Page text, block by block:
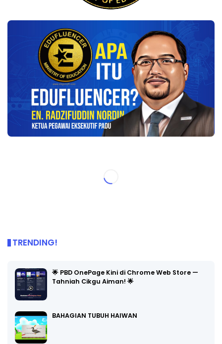
TRENDING!
🌟 PBD OnePage Kini di Chrome Web Store —
Tahniah Cikgu Aiman! 🌟
BAHAGIAN TUBUH HAIWAN